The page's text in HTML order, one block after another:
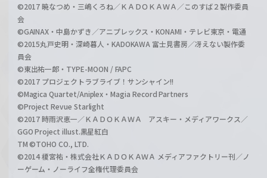
©2017 暁なつめ・三嶋くろね／ＫＡＤＯＫＡＷＡ／このすば２製作委員
会
©GAINAX・中島かずき／アニプレックス・KONAMI・テレビ東京・電通
©2015丸戸史明・深崎暮人・KADOKAWA 富士見書房／冴えない製作委
員会
©東出祐一郎・TYPE-MOON / FAPC
©2017 プロジェクトラブライブ！サンシャイン!!
©Magica Quartet/Aniplex・Magia Record Partners
©Project Revue Starlight
©2017 時雨沢恵一／ＫＡＤＯＫＡＷＡ アスキー・メディアワークス／
GGO Project illust.黒星紅白
TM ©TOHO CO., LTD.
©2014 榎宮祐・株式会社ＫＡＤＯＫＡＷＡ メディアファクトリー刊／ノ
ーゲーム・ノーライフ全権代理委員会